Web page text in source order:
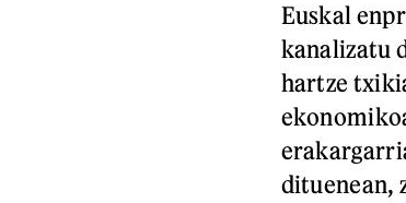
Euskal
kanalizatu
hartze
dituenean,